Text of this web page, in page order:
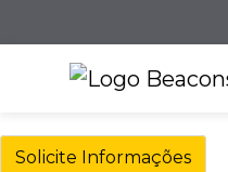
Solicite Informações